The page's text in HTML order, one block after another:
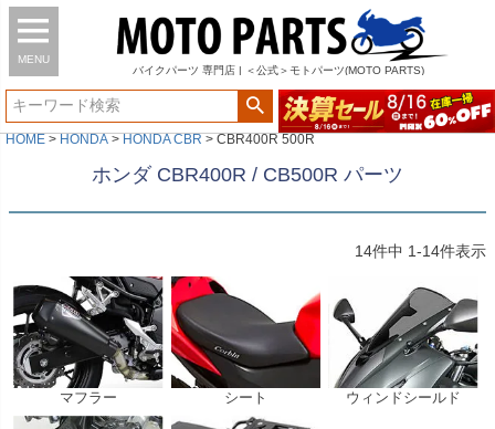
MENU
バイク パーツ 専門店 | ＜公式＞モトパーツ(MOTO PARTS)
HOME HONDA HONDA CBR CBR400R 500R
ホンダ CBR400R / CB500R パーツ
14件中 1-14件表示
マフラー シート ウィンドシールド